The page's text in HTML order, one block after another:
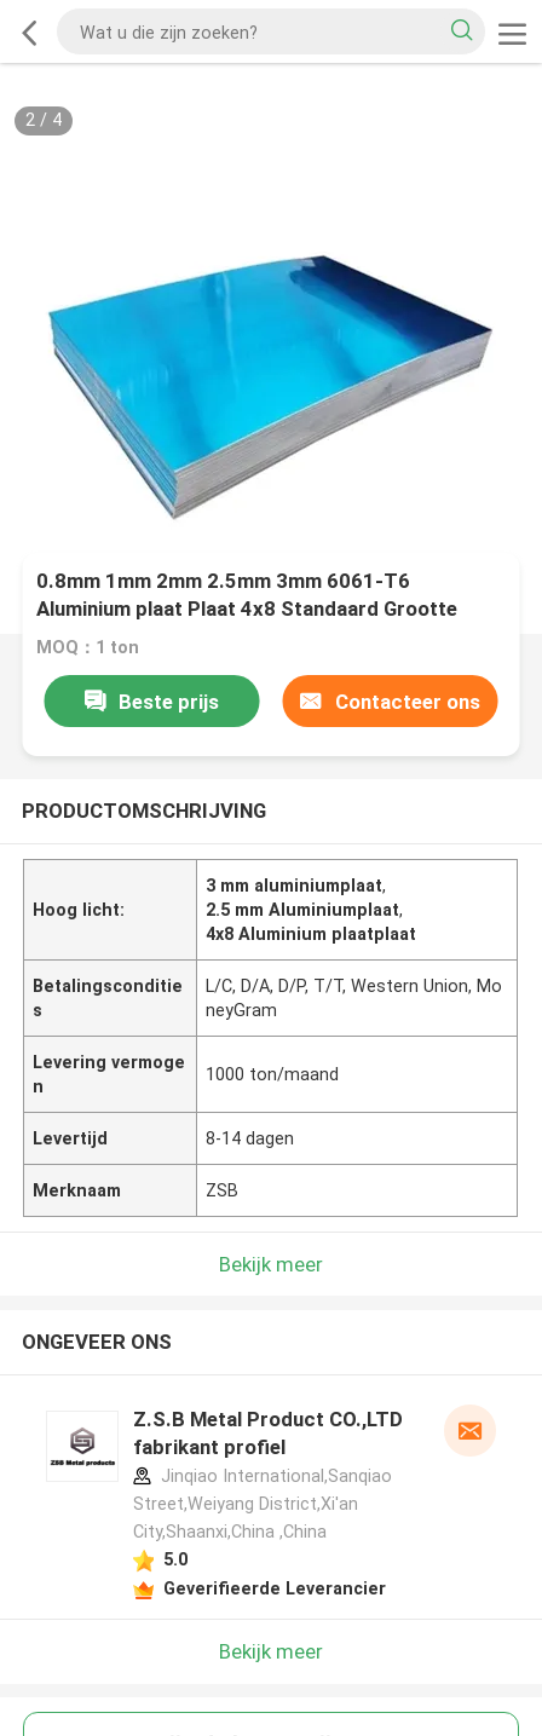
2/ 4
0.8mm 1mm 2mm 2.5mm 3mm 6061-T6
Aluminium plaat Plaat 4x8 Standaard Grootte
MOQ：1 ton
Beste prijs Contacteer ons
PRODUCTOMSCHRIJVING
Hoog licht:
3 mm aluminiumplaat,
2.5 mm Aluminiumplaat,
4x8 Aluminium plaatplaat
Betalingsconditie
s
L/C, D/A, D/P, T/T, Western Union, Mo
neyGram
Levering vermoge
n
1000 ton/maand
Levertijd 8-14 dagen
Merknaam ZSB
Bekijk meer
ONGEVEER ONS
Z.S.B Metal Product CO.,LTD
fabrikant profiel
Jinqiao International,Sanqiao
Street,Weiyang District,Xi'an
City,Shaanxi,China ,China
5.0
Geverifieerde Leverancier
Bekijk meer